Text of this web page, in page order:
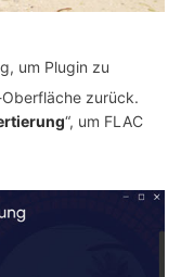
um Plugin zu
zurück.
“, um FLAC